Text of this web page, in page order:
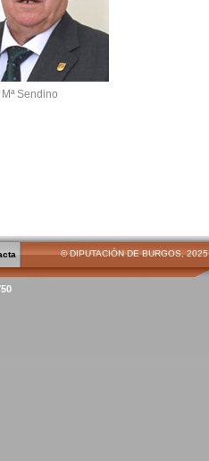
Sendino
© DIPUTACIÓN DE BURGOS, 2025